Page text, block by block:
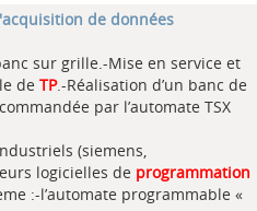
de données
sur grille.-Mise en service et
de TP.-Réalisation d’un banc de
par l’automate TSX
(siemens,
logicielles de programmation
:-l’automate programmable «